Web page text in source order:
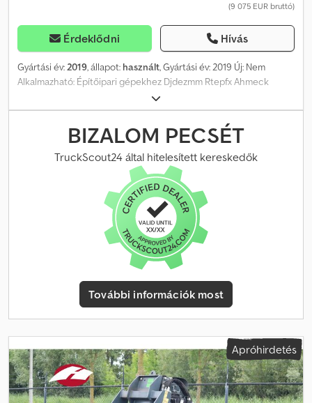
(9 075 EUR bruttó)
Érdeklődni Hívás
Gyártási év:2019, állapot: használt, Gyártási év: 2019 Új: Nem
Alkalmazható: Építőipari gépekhez Djdezmm Rtepfx Ahmeck
Gyorscsere rendszer: Igen Általános állapot: jó Műszaki állapot: jó
Külső állapot: átlagos
BIZALOM PECSÉT
TruckScout24 által hitelesített kereskedők
További információk most
Apróhirdetés